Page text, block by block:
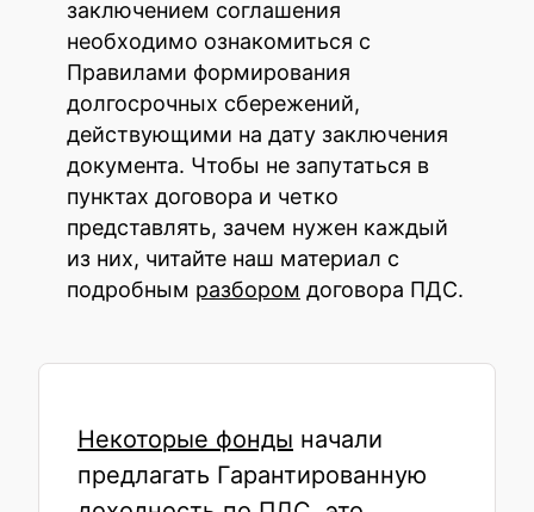
заключением соглашения
необходимо ознакомиться с
Правилами формирования
долгосрочных сбережений,
действующими на дату заключения
документа. Чтобы не запутаться в
пунктах договора и четко
представлять, зачем нужен каждый
из них, читайте наш материал с
подробным разбором договора ПДС.
Некоторые фонды начали
предлагать Гарантированную